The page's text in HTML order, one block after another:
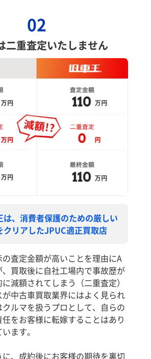
02
二重査定いたしません
は、消費者保護のための厳しい
クリアしたJPUC適正買取店
査定金額が高いことを理由にA
買取後に自社工場内で事故歴が
減額されてしまう（二重査定）
が中古車買取業界にはよく見られ
クルマを扱うプロとして、自らの
をお客様に転嫁することはあり
ます。
、成約後にお客様の期待を裏切